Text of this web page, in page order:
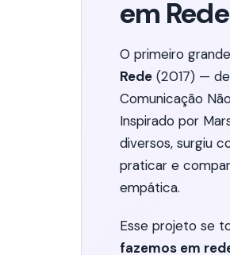
em Rede
O primeiro
Rede (2017) —
Comunicação
Inspirado por
diversos, surgiu
praticar e
empática.
Esse projeto se
fazemos em